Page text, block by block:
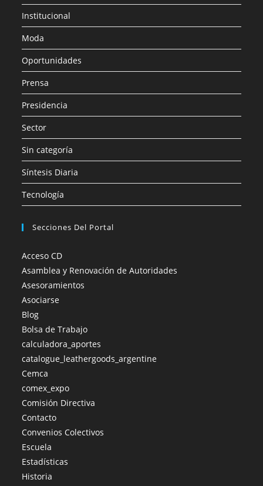
Institucional
Moda
Oportunidades
Prensa
Presidencia
Sector
Sin categoría
Síntesis Diaria
Tecnología
Secciones Del Portal
Acceso CD
Asamblea y Renovación de Autoridades
Asesoramientos
Asociarse
Blog
Bolsa de Trabajo
calculadora_aportes
catalogue_leathergoods_argentine
Cemca
comex_expo
Comisión Directiva
Contacto
Convenios Colectivos
Escuela
Estadísticas
Historia